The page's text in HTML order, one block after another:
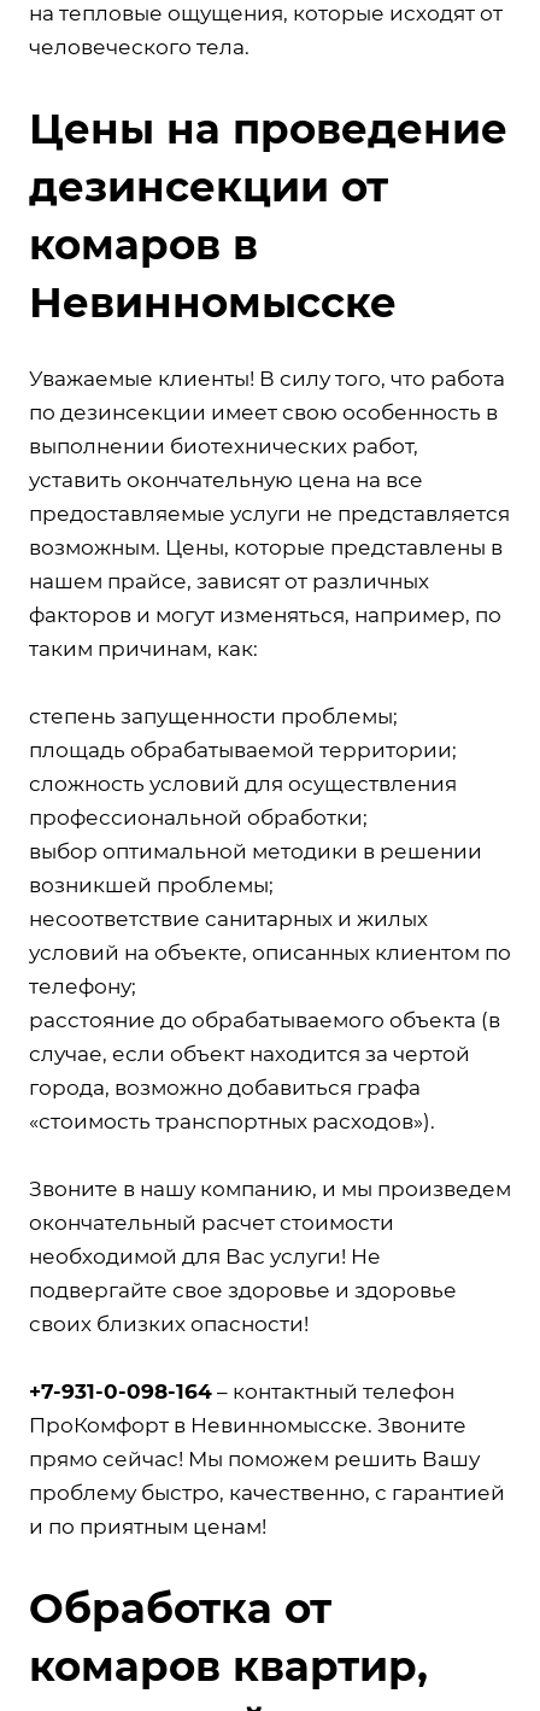
на тепловые ощущения, которые исходят от
человеческого тела.
Цены на проведение
дезинсекции от
комаров в
Невинномысске
Уважаемые клиенты! В силу того, что работа
по дезинсекции имеет свою особенность в
выполнении биотехнических работ,
уставить окончательную цена на все
предоставляемые услуги не представляется
возможным. Цены, которые представлены в
нашем прайсе, зависят от различных
факторов и могут изменяться, например, по
таким причинам, как:
степень запущенности проблемы;
площадь обрабатываемой территории;
сложность условий для осуществления
профессиональной обработки;
выбор оптимальной методики в решении
возникшей проблемы;
несоответствие санитарных и жилых
условий на объекте, описанных клиентом по
телефону;
расстояние до обрабатываемого объекта (в
случае, если объект находится за чертой
города, возможно добавиться графа
«стоимость транспортных расходов»).
Звоните в нашу компанию, и мы произведем
окончательный расчет стоимости
необходимой для Вас услуги! Не
подвергайте свое здоровье и здоровье
своих близких опасности!
+7-931-0-098-164 – контактный телефон
ПроКомфорт в Невинномысске. Звоните
прямо сейчас! Мы поможем решить Вашу
проблему быстро, качественно, с гарантией
и по приятным ценам!
Обработка от
комаров квартир,